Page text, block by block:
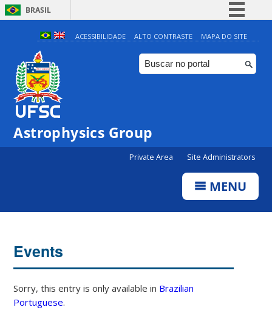
BRASIL
Simplifique!
Comunica BR
Participe
ACESSIBILIDADE ALTO CONTRASTE MAPA DO SITE
Astrophysics Group
Private Area Site Administrators
MENU
Events
Sorry, this entry is only available in Brazilian
Portuguese.